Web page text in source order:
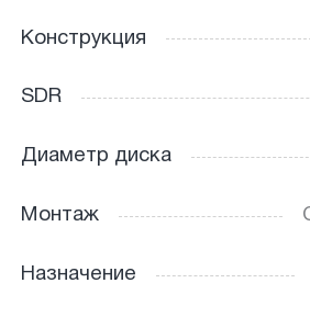
Конструкция
SDR
Диаметр диска
Монтаж
Назначение